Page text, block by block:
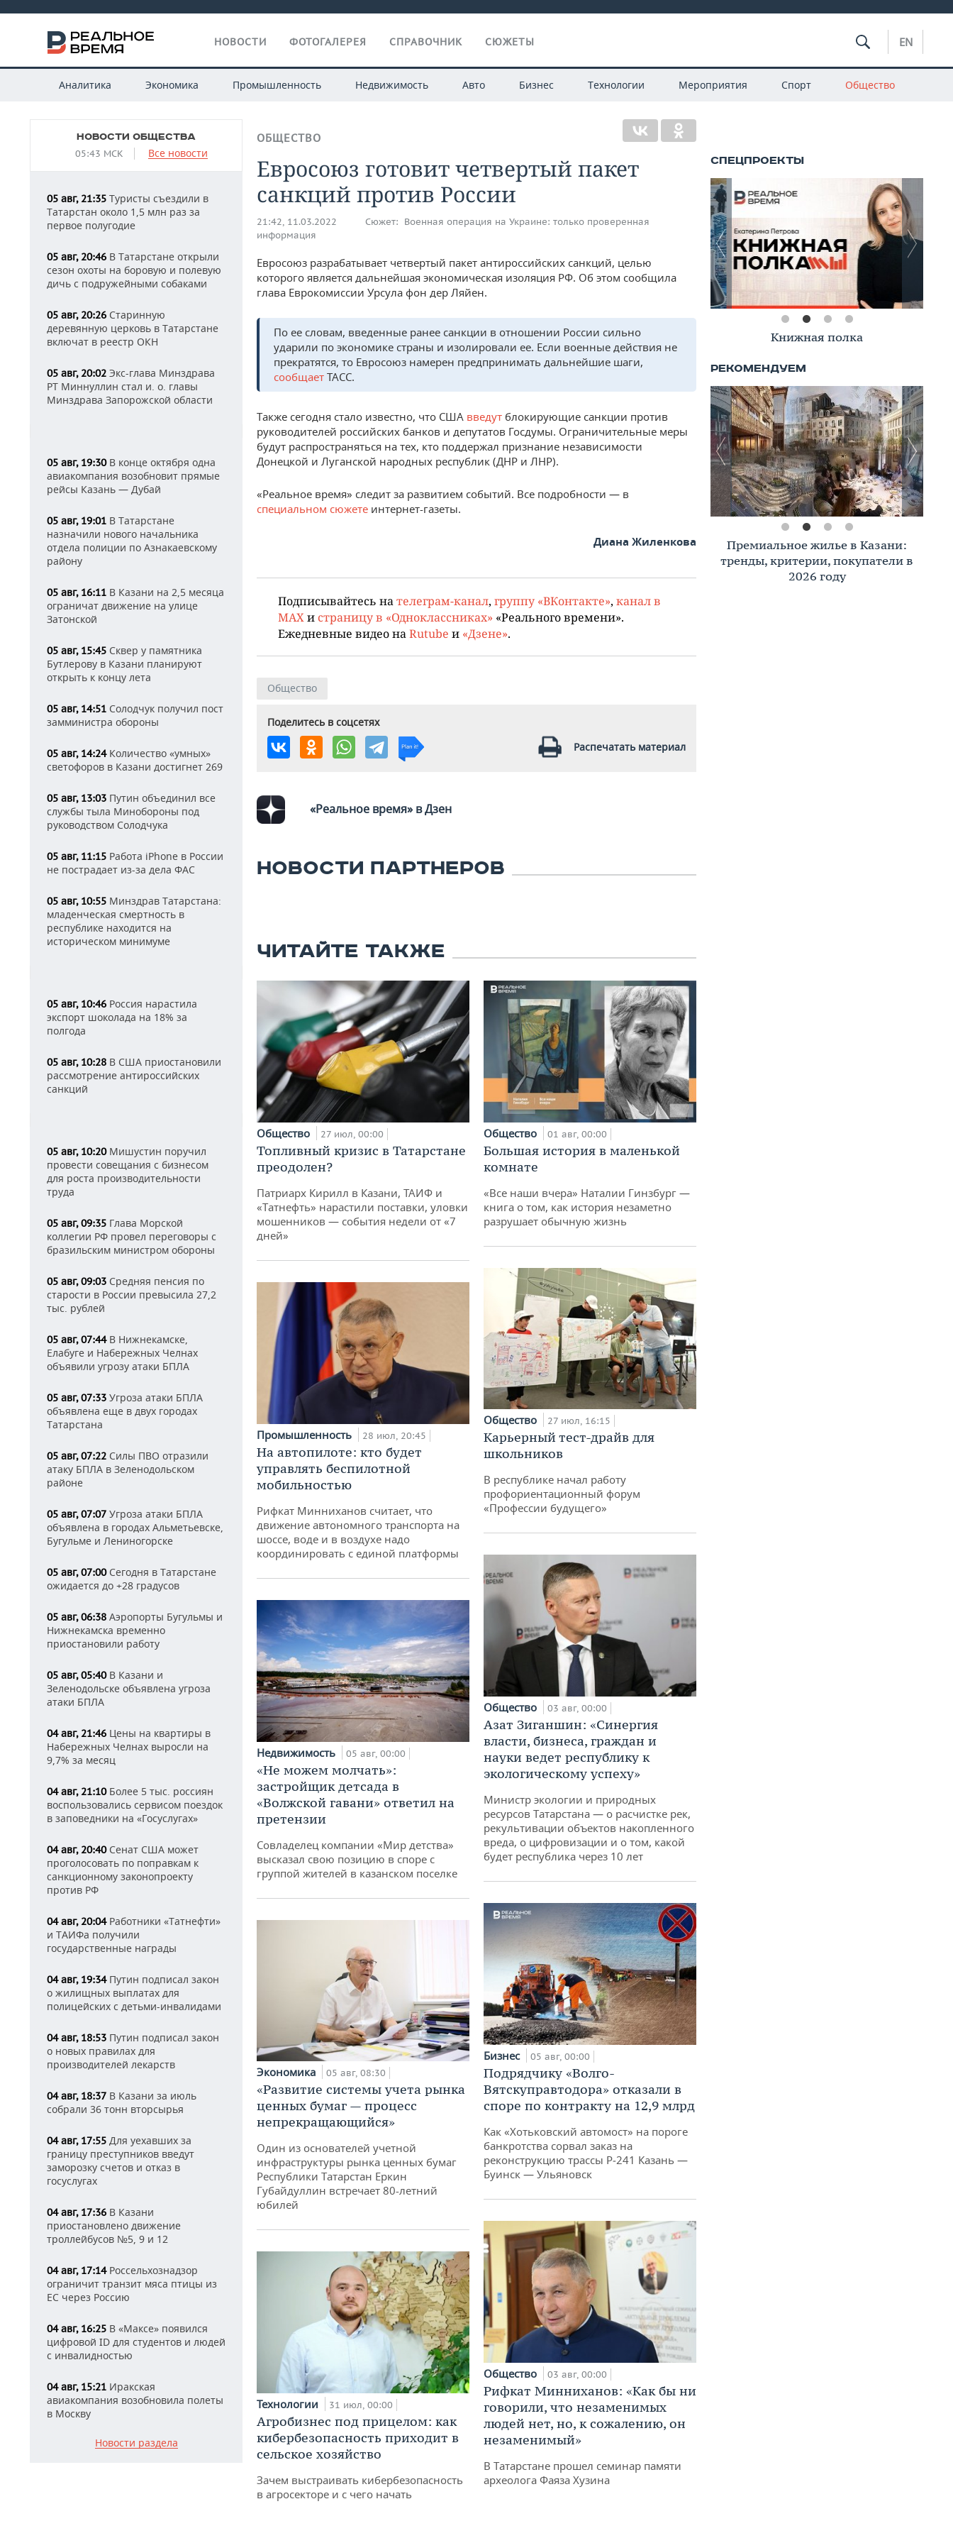
НОВОСТИ ФОТОГАЛЕРЕЯ СПРАВОЧНИК СЮЖЕТЫ EN
Аналитика Экономика Промышленность Недвижимость Авто Бизнес Технологии Мероприятия Спорт Общество
НОВОСТИ ОБЩЕСТВА
05:43 МСК Все новости
05 авг, 21:35 Туристы съездили в
Татарстан около 1,5 млн раз за
первое полугодие
05 авг, 20:46 В Татарстане открыли
сезон охоты на боровую и полевую
дичь с подружейными собаками
05 авг, 20:26 Старинную
деревянную церковь в Татарстане
включат в реестр ОКН
05 авг, 20:02 Экс-глава Минздрава
РТ Миннуллин стал и. о. главы
Минздрава Запорожской области
05 авг, 19:30В конце октября одна
авиакомпания возобновит прямые
рейсы Казань — Дубай
05 авг, 19:01 В Татарстане
назначили нового начальника
отдела полиции по Азнакаевскому
району
05 авг, 16:11 В Казани на 2,5 месяца
ограничат движение на улице
Затонской
05 авг, 15:45 Сквер у памятника
Бутлерову в Казани планируют
открыть к концу лета
05 авг, 14:51 Солодчук получил пост
замминистра обороны
05 авг, 14:24Количество «умных»
светофоров в Казани достигнет 269
05 авг, 13:03 Путин объединил все
службы тыла Минобороны под
руководством Солодчука
05 авг, 11:15 Работа iPhone в России
не пострадает из-за дела ФАС
05 авг, 10:55 Минздрав Татарстана:
младенческая смертность в
республике находится на
историческом минимуме
05 авг, 10:46 Россия нарастила
экспорт шоколада на 18% за
полгода
05 авг, 10:28 В США приостановили
рассмотрение антироссийских
санкций
05 авг, 10:20Мишустин поручил
провести совещания с бизнесом
для роста производительности
труда
05 авг, 09:35 Глава Морской
коллегии РФ провел переговоры с
бразильским министром обороны
05 авг, 09:03 Средняя пенсия по
старости в России превысила 27,2
тыс. рублей
05 авг, 07:44В Нижнекамске,
Елабуге и Набережных Челнах
объявили угрозу атаки БПЛА
05 авг, 07:33 Угроза атаки БПЛА
объявлена еще в двух городах
Татарстана
05 авг, 07:22 Силы ПВО отразили
атаку БПЛА в Зеленодольском
районе
05 авг, 07:07 Угроза атаки БПЛА
объявлена в городах Альметьевске,
Бугульме и Лениногорске
05 авг, 07:00Сегодня в Татарстане
ожидается до +28 градусов
05 авг, 06:38 Аэропорты Бугульмы и
Нижнекамска временно
приостановили работу
05 авг, 05:40В Казани и
Зеленодольске объявлена угроза
атаки БПЛА
04 авг, 21:46 Цены на квартиры в
Набережных Челнах выросли на
9,7% за месяц
04 авг, 21:10Более 5 тыс. россиян
воспользовались сервисом поездок
в заповедники на «Госуслугах»
04 авг, 20:40Сенат США может
проголосовать по поправкам к
санкционному законопроекту
против РФ
04 авг, 20:04Работники «Татнефти»
и ТАИФа получили
государственные награды
04 авг, 19:34Путин подписал закон
о жилищных выплатах для
полицейских с детьми-инвалидами
04 авг, 18:53 Путин подписал закон
о новых правилах для
производителей лекарств
04 авг, 18:37 В Казани за июль
собрали 36 тонн вторсырья
04 авг, 17:55 Для уехавших за
границу преступников введут
заморозку счетов и отказ в
госуслугах
04 авг, 17:36 В Казани
приостановлено движение
троллейбусов №5, 9 и 12
04 авг, 17:14Россельхознадзор
ограничит транзит мяса птицы из
ЕС через Россию
04 авг, 16:25 В «Максе» появился
цифровой ID для студентов и людей
с инвалидностью
04 авг, 15:21 Иракская
авиакомпания возобновила полеты
в Москву
Новости раздела
ОБЩЕСТВО
Евросоюз готовит четвертый пакет
санкций против России
21:42, 11.03.2022 Сюжет: Военная операция на Украине: только проверенная
информация
Евросоюз разрабатывает четвертый пакет антироссийских санкций, целью
которого является дальнейшая экономическая изоляция РФ. Об этом сообщила
глава Еврокомиссии Урсула фон дер Ляйен.
По ее словам, введенные ранее санкции в отношении России сильно
ударили по экономике страны и изолировали ее. Если военные действия не
прекратятся, то Евросоюз намерен предпринимать дальнейшие шаги,
сообщает ТАСС.
Также сегодня стало известно, что США введут блокирующие санкции против
руководителей российских банков и депутатов Госдумы. Ограничительные меры
будут распространяться на тех, кто поддержал признание независимости
Донецкой и Луганской народных республик (ДНР и ЛНР).
«Реальное время» следит за развитием событий. Все подробности — в
специальном сюжете интернет-газеты.
Диана Жиленкова
Подписывайтесь на телеграм-канал, группу «ВКонтакте», канал в
MAX и страницу в «Одноклассниках» «Реального времени».
Ежедневные видео на Rutube и «Дзене».
Общество
Поделитесь в соцсетях
Распечатать материал
«Реальное время» в Дзен
НОВОСТИ ПАРТНЕРОВ
ЧИТАЙТЕ ТАКЖЕ
Общество 27 июл, 00:00
Топливный кризис в Татарстане
преодолен?
Патриарх Кирилл в Казани, ТАИФ и
«Татнефть» нарастили поставки, уловки
мошенников — события недели от «7
дней»
Промышленность 28 июл, 20:45
На автопилоте: кто будет
управлять беспилотной
мобильностью
Рифкат Минниханов считает, что
движение автономного транспорта на
шоссе, воде и в воздухе надо
координировать с единой платформы
Недвижимость 05 авг, 00:00
«Не можем молчать»:
застройщик детсада в
«Волжской гавани» ответил на
претензии
Совладелец компании «Мир детства»
высказал свою позицию в споре с
группой жителей в казанском поселке
Экономика 05 авг, 08:30
«Развитие системы учета рынка
ценных бумаг — процесс
непрекращающийся»
Один из основателей учетной
инфраструктуры рынка ценных бумаг
Республики Татарстан Еркин
Губайдуллин встречает 80-летний
юбилей
Технологии 31 июл, 00:00
Агробизнес под прицелом: как
кибербезопасность приходит в
сельское хозяйство
Зачем выстраивать кибербезопасность
в агросекторе и с чего начать
Общество 01 авг, 00:00
Большая история в маленькой
комнате
«Все наши вчера» Наталии Гинзбург —
книга о том, как история незаметно
разрушает обычную жизнь
Общество 27 июл, 16:15
Карьерный тест-драйв для
школьников
В республике начал работу
профориентационный форум
«Профессии будущего»
Общество 03 авг, 00:00
Азат Зиганшин: «Синергия
власти, бизнеса, граждан и
науки ведет республику к
экологическому успеху»
Министр экологии и природных
ресурсов Татарстана — о расчистке рек,
рекультивации объектов накопленного
вреда, о цифровизации и о том, какой
будет республика через 10 лет
Бизнес 05 авг, 00:00
Подрядчику «Волго-
Вятскуправтодора» отказали в
споре по контракту на 12,9 млрд
Как «Хотьковский автомост» на пороге
банкротства сорвал заказ на
реконструкцию трассы Р‑241 Казань —
Буинск — Ульяновск
Общество 03 авг, 00:00
Рифкат Минниханов: «Как бы ни
говорили, что незаменимых
людей нет, но, к сожалению, он
незаменимый»
В Татарстане прошел семинар памяти
археолога Фаяза Хузина
Книжная полка
Премиальное жилье в Казани:
тренды, критерии, покупатели в
2026 году